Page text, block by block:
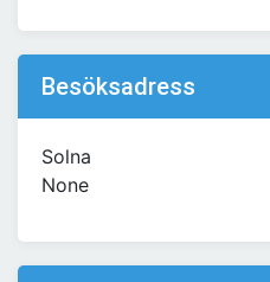
Besöksadress
Solna
None